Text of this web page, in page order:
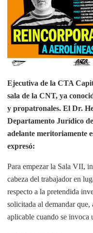
Ejecutiva de la CTA
sala de la CNT, ya
y propatronales. El Dr.
Departamento Jurídico
adelante meritoriamente
expresó:
Para empezar la Sala VII,
cabeza del trabajador en
respecto a la pretendida
solicitada al demandar
aplicable cuando se invoca